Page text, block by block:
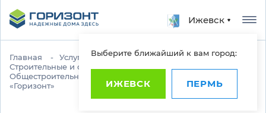
Ижевск
Выберите ближайший к вам город:
ИЖЕВСК ПЕРМЬ
Главная
Услуги
Строительные и отделочные работы
Общестроительные работы от строительной компании
«Горизонт»